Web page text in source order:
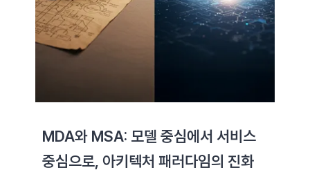
MDA와 MSA: 모델 중심에서 서비스
중심으로, 아키텍처 패러다임의 진화